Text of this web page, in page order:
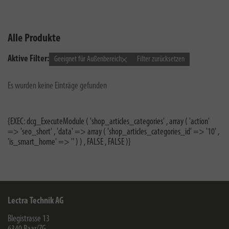
Alle Produkte
Aktive Filter: Geeignet für Außenbereich Filter zurücksetzen
Es wurden keine Einträge gefunden
{EXEC: dcg_ExecuteModule ( 'shop_articles_categories' , array ( 'action'
=> 'seo_short' , 'data' => array ( 'shop_articles_categories_id' => '10' ,
'is_smart_home' => '' ) ) , FALSE , FALSE )}
Lectra Technik AG
Blegistrasse 13